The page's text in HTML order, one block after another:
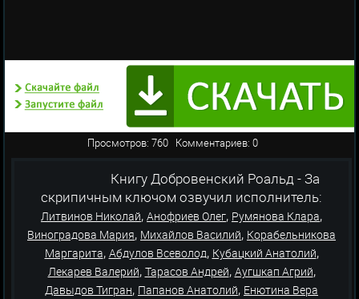
Просмотров: 760 Комментариев: 0
Книгу Добровенский Роальд - За
скрипичным ключом озвучил исполнитель:
Литвинов Николай, Анофриев Олег, Румянова Клара,
Виноградова Мария, Михайлов Василий, Корабельникова
Маргарита, Абдулов Всеволод, Кубацкий Анатолий,
Лекарев Валерий, Тарасов Андрей, Аугшкап Агрий,
Давыдов Тигран, Папанов Анатолий, Енютина Вера